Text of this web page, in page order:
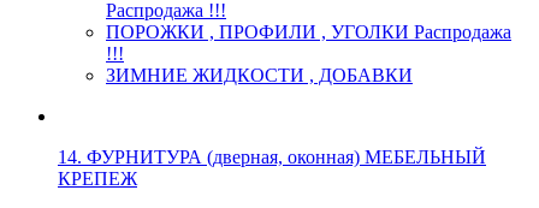
Распродажа !!!
ПОРОЖКИ , ПРОФИЛИ , УГОЛКИ Распродажа
!!!
ЗИМНИЕ ЖИДКОСТИ , ДОБАВКИ
14. ФУРНИТУРА (дверная, оконная) МЕБЕЛЬНЫЙ
КРЕПЕЖ